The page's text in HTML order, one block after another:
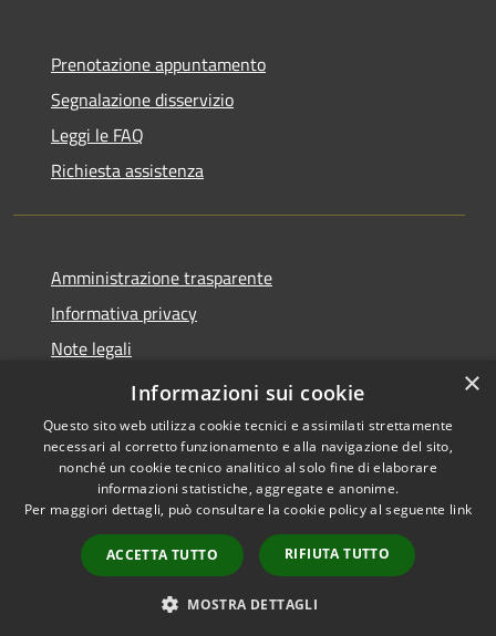
Prenotazione appuntamento
Segnalazione disservizio
Leggi le FAQ
Richiesta assistenza
Amministrazione trasparente
Informativa privacy
Note legali
Dichiarazione di accessibilità
Accessibilità
Copyright © 2026 • Comune di
Fogliano Redipuglia • Powered
byMunicipium
Accesso
redazione
×
Informazioni sui cookie
Questo sito web utilizza cookie tecnici e assimilati strettamente
necessari al corretto funzionamento e alla navigazione del sito,
nonché un cookie tecnico analitico al solo fine di elaborare
informazioni statistiche, aggregate e anonime.
Per maggiori dettagli, può consultare la cookie policy al seguente link
ACCETTA TUTTO RIFIUTA TUTTO
MOSTRA DETTAGLI